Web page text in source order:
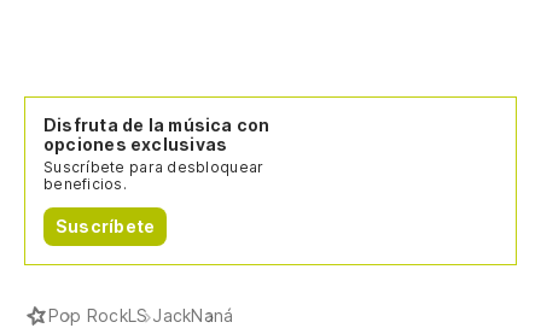
Disfruta de la música con
opciones exclusivas
Suscríbete para desbloquear
beneficios.
Suscríbete
Pop RockLS JackNaná